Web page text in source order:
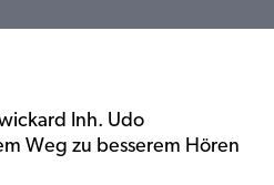
Inh. Udo
Weg zu besserem Hören